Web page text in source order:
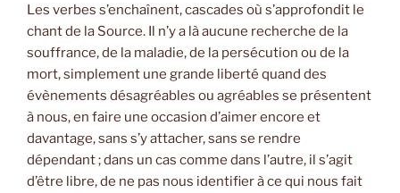
Les verbes s’enchaînent, cascades où s’approfondit le
chant de la Source. Il n’y a là aucune recherche de la
souffrance, de la maladie, de la persécution ou de la
mort, simplement une grande liberté quand des
évènements désagréables ou agréables se présentent
à nous, en faire une occasion d’aimer encore et
davantage, sans s’y attacher, sans se rendre
dépendant ; dans un cas comme dans l’autre, il s’agit
d’être libre, de ne pas nous identifier à ce qui nous fait